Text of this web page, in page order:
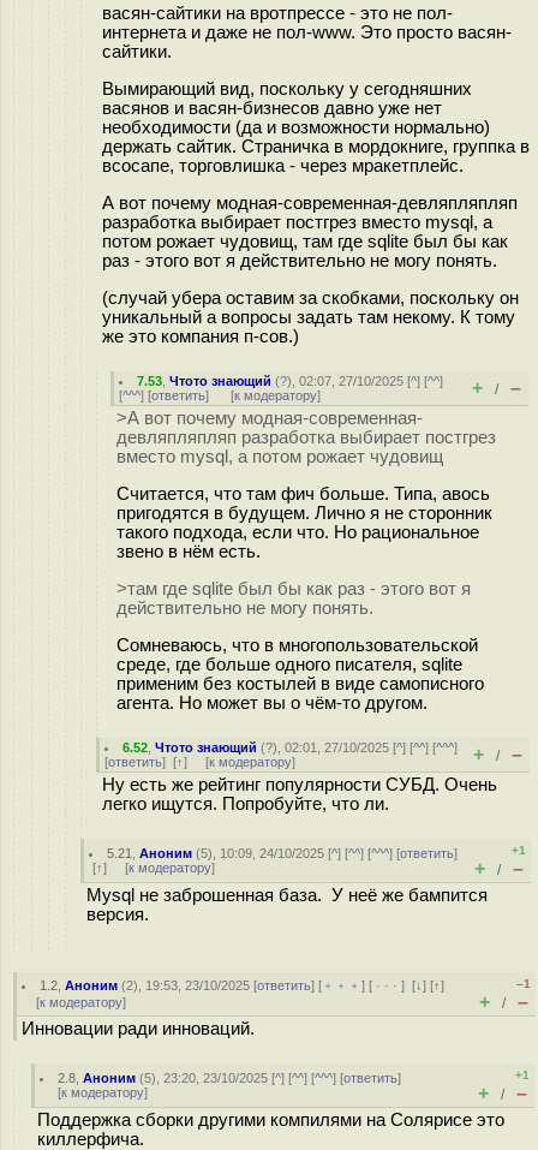
васян-сайтики на вротпрессе - это не пол-
интернета и даже не пол-www. Это просто васян-
сайтики.
Вымирающий вид, поскольку у сегодняшних
васянов и васян-бизнесов давно уже нет
необходимости (да и возможности нормально)
держать сайтик. Страничка в мордокниге, группка в
всосапе, торговлишка - через мракетплейс.
А вот почему модная-современная-девляпляпляп
разработка выбирает постгрез вместо mysql, а
потом рожает чудовищ, там где sqlite был бы как
раз - этого вот я действительно не могу понять.
(случай убера оставим за скобками, поскольку он
уникальный а вопросы задать там некому. К тому
же это компания п-сов.)
7.53 ,Чтото знающий (?), 02:07, 27/10/2025 [^] [^^]
[^^^] [ответить] [к модератору] + / –
>А вот почему модная-современная-
девляпляпляп разработка выбирает постгрез
вместо mysql, а потом рожает чудовищ
Считается, что там фич больше. Типа, авось
пригодятся в будущем. Лично я не сторонник
такого подхода, если что. Но рациональное
звено в нём есть.
>там где sqlite был бы как раз - этого вот я
действительно не могу понять.
Сомневаюсь, что в многопользовательской
среде, где больше одного писателя, sqlite
применим без костылей в виде самописного
агента. Но может вы о чём-то другом.
6.52 ,Чтото знающий (?), 02:01, 27/10/2025 [^] [^^] [^^^]
[ответить] [↑] [к модератору] + / –
Ну есть же рейтинг популярности СУБД. Очень
легко ищутся. Попробуйте, что ли.
5.21 ,Аноним (5), 10:09, 24/10/2025 [^] [^^] [^^^] [ответить]
[↑] [к модератору]
+1
+ / –
Mysql не заброшенная база. У неё же бампится
версия.
1.2 ,Аноним (2), 19:53, 23/10/2025 [ответить] [ ﹢﹢﹢] [ · · ·][↓] [↑]
[к модератору]
–1
+ / –
Инновации ради инноваций.
2.8 ,Аноним (5), 23:20, 23/10/2025 [^] [^^] [^^^] [ответить]
[к модератору]
+1
+ / –
Поддержка сборки другими компилями на Солярисе это
киллерфича.